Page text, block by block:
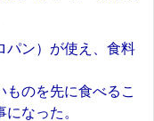
パン）が使え、食料
のを先に食べるこ
なった。